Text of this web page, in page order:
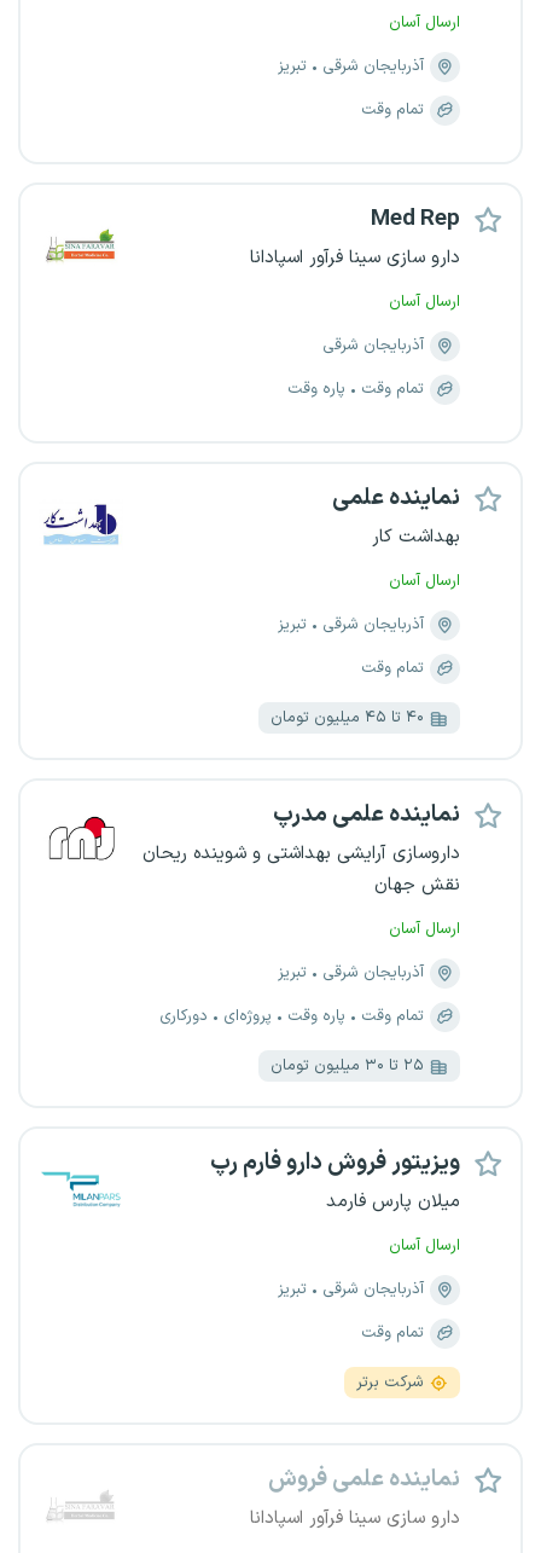
ارسال آسان
آذربایجان شرقی
تبریز
تمام وقت
Med Rep
دارو سازی سینا فرآور اسپادانا
ارسال آسان
آذربایجان شرقی
تمام وقت
پاره وقت
نماینده علمی
بهداشت کار
ارسال آسان
آذربایجان شرقی
تبریز
تمام وقت
۴۰ تا ۴۵ میلیون تومان
نماینده علمی مدرپ
داروسازی آرایشی بهداشتی و شوینده ریحان
نقش جهان
ارسال آسان
آذربایجان شرقی
تبریز
تمام وقت
پاره وقت پروژه‌ای دورکاری
۲۵ تا ۳۰ میلیون تومان
ویزیتور فروش دارو فارم رپ
میلان پارس فارمد
ارسال آسان
آذربایجان شرقی
تبریز
تمام وقت
شرکت برتر
نماینده علمی فروش
دارو سازی سینا فرآور اسپادانا